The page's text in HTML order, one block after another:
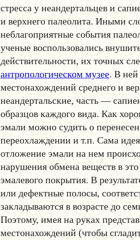
стресса у неандертальцев и
и верхнего палеолита. Иными
неблагоприятные события
ученые воспользовались
действительности, их точных
антропологическом музее. В ней
местонахождений среднего и
неандертальские, часть —
образцов каждого вида. Как
эмали можно судить о
переохлаждении и т.п. Сама
отложение эмали на нем
нарушения обмена веществ в
эмалевого покрытия. В
или дефектные полосы,
закладываются в возрасте до
Поэтому, имея на руках
местонахождений (чтобы